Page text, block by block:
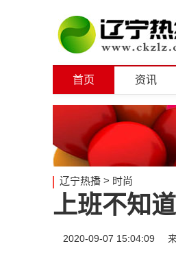
首页 资讯
辽宁热播 > 时尚
上班不知
2020-09-07 15:04:09